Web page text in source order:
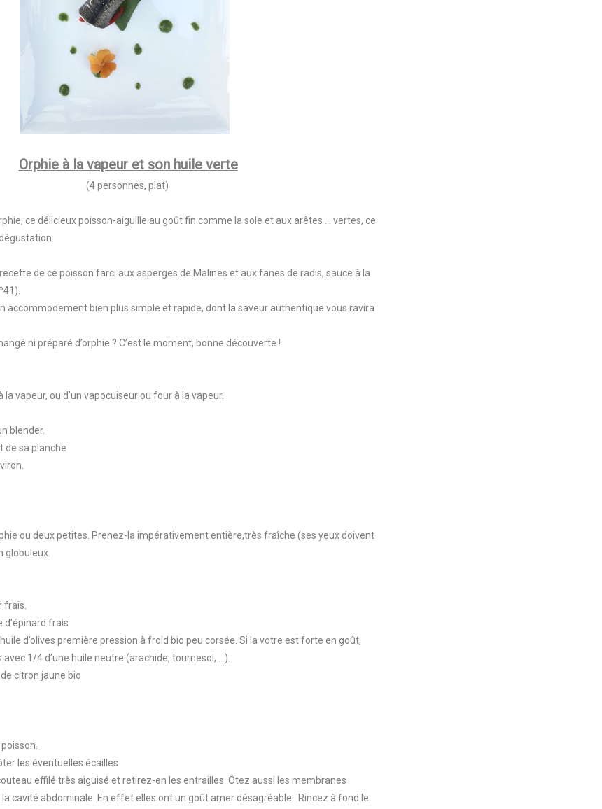
Orphie à la vapeur et son huile verte
(4 personnes, plat)
ce délicieux poisson-aiguille au goût fin comme la sole et aux arêtes ... vertes, ce
de ce poisson farci aux asperges de Malines et aux fanes de radis, sauce à la
accommodement bien plus simple et rapide, dont la saveur authentique vous ravira
ni préparé d’orphie ? C’est le moment, bonne découverte !
la vapeur, ou d’un vapocuiseur ou four à la vapeur.
blender.
de sa planche
ou deux petites. Prenez-la impérativement entière,très fraîche (ses yeux doivent
globuleux.
frais.
frais.
d’olives première pression à froid bio peu corsée. Si la votre est forte en goût,
avec 1/4 d’une huile neutre (arachide, tournesol, ...).
citron jaune bio
les éventuelles écailles
effilé très aiguisé et retirez-en les entrailles. Ôtez aussi les membranes
cavité abdominale. En effet elles ont un goût amer désagréable. Rincez à fond le